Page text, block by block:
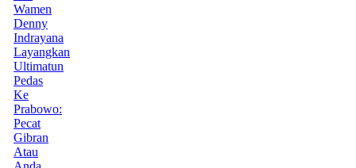
Wamen
Denny
Indrayana
Layangkan
Ultimatun
Pedas
Ke
Prabowo:
Pecat
Gibran
Atau